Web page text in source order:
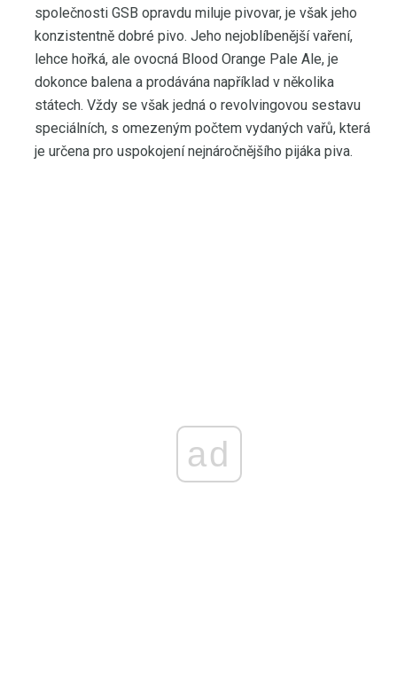
společnosti GSB opravdu miluje pivovar, je však jeho
konzistentně dobré pivo. Jeho nejoblíbenější vaření,
lehce hořká, ale ovocná Blood Orange Pale Ale, je
dokonce balena a prodávána například v několika
státech. Vždy se však jedná o revolvingovou sestavu
speciálních, s omezeným počtem vydaných vařů, která
je určena pro uspokojení nejnáročnějšího pijáka piva.
ad